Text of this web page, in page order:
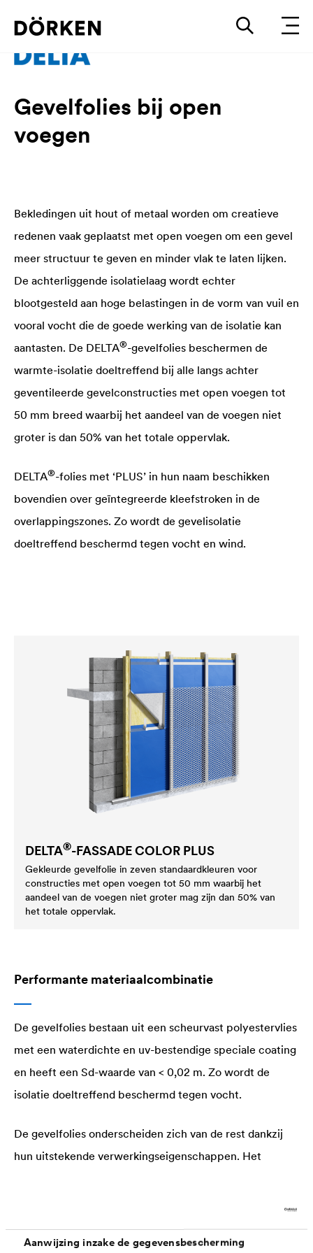
Aanwijzing inzake de gegevensbescherming
Gevelfolies bij open
voegen
Bekledingen uit hout of metaal worden om creatieve
redenen vaak geplaatst met open voegen om een gevel
meer structuur te geven en minder vlak te laten lijken.
De achterliggende isolatielaag wordt echter
blootgesteld aan hoge belastingen in de vorm van vuil en
vooral vocht die de goede werking van de isolatie kan
aantasten. De DELTA®-gevelfolies beschermen de
warmte-isolatie doeltreffend bij alle langs achter
geventileerde gevelconstructies met open voegen tot
50 mm breed waarbij het aandeel van de voegen niet
groter is dan 50% van het totale oppervlak.
DELTA®-folies met ‘PLUS’ in hun naam beschikken
bovendien over geïntegreerde kleefstroken in de
overlappingszones. Zo wordt de gevelisolatie
doeltreffend beschermd tegen vocht en wind.
DELTA®-FASSADE COLOR PLUS
Gekleurde gevelfolie in zeven standaardkleuren voor
constructies met open voegen tot 50 mm waarbij het
aandeel van de voegen niet groter mag zijn dan 50% van
het totale oppervlak.
Performante materiaalcombinatie
De gevelfolies bestaan uit een scheurvast polyestervlies
met een waterdichte en uv-bestendige speciale coating
en heeft een Sd-waarde van < 0,02 m. Zo wordt de
isolatie doeltreffend beschermd tegen vocht.
De gevelfolies onderscheiden zich van de rest dankzij
hun uitstekende verwerkingseigenschappen. Het
belasting, een belangrijk voordeel voor een vlotte